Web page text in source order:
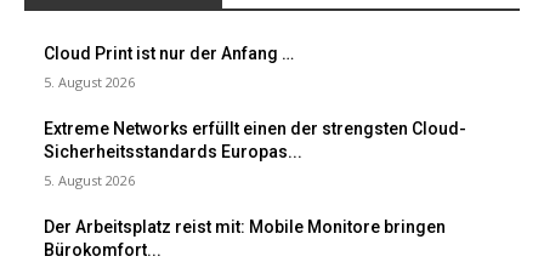
Cloud Print ist nur der Anfang …
5. August 2026
Extreme Networks erfüllt einen der strengsten Cloud-
Sicherheitsstandards Europas...
5. August 2026
Der Arbeitsplatz reist mit: Mobile Monitore bringen
Bürokomfort...